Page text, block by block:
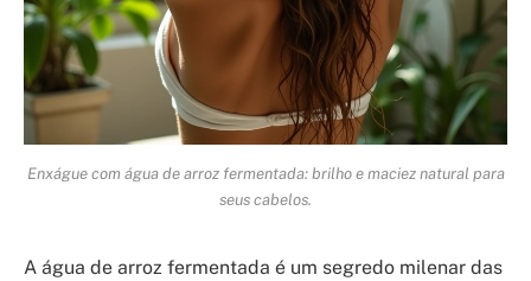
Enxágue com água de arroz fermentada: brilho e maciez natural para
seus cabelos.
A água de arroz fermentada é um segredo milenar das